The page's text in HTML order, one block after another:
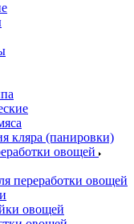
кляра (панировки)
овощей
переработки овощей
овощей